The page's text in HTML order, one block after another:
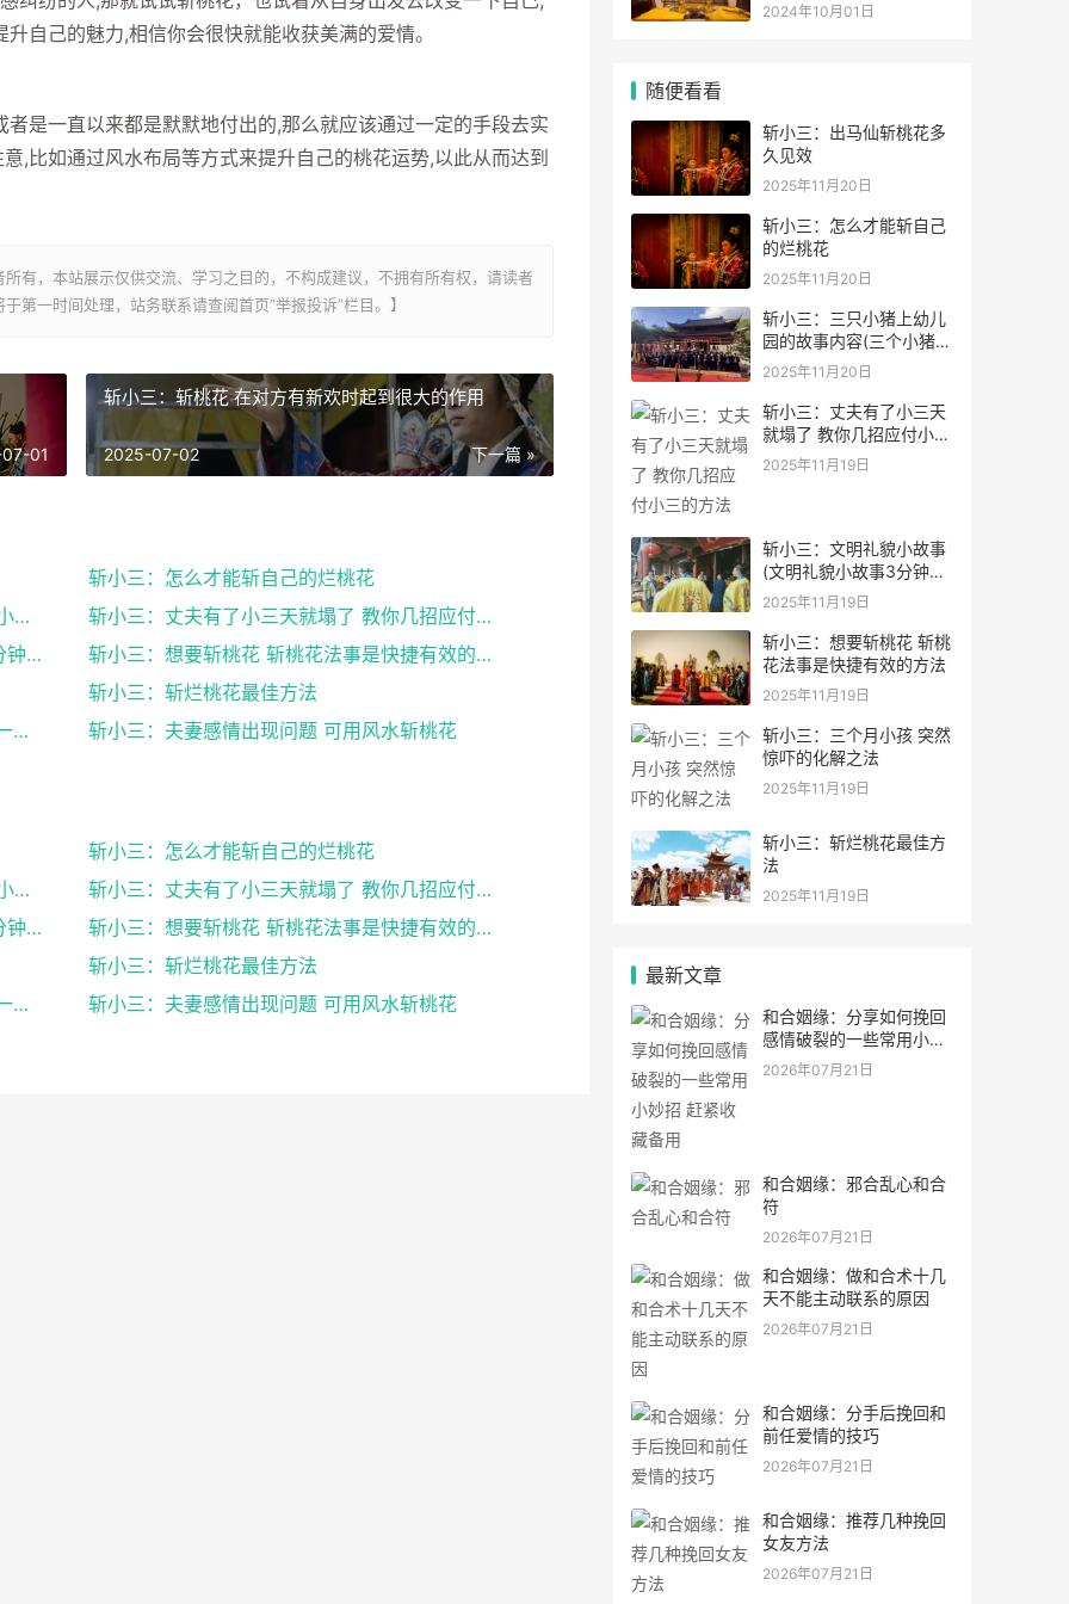
自己的魅力,相信你会很快就能收获美满的爱情。
一直以来都是默默地付出的,那么就应该通过一定的手段去实
,比如通过风水布局等方式来提升自己的桃花运势,以此从而达到
有，本站展示仅供交流、学习之目的，不构成建议，不拥有所有权，请读者
第一时间处理，站务联系请查阅首页“举报投诉”栏目。】
01
斩小三：斩桃花 在对方有新欢时起到很大的作用
下一篇 »
2025-07-02
斩小三：怎么才能斩自己的烂桃花
斩小三：三只小猪上幼儿园的故事内容(三个小猪上幼...
斩小三：丈夫有了小三天就塌了 教你几招应付小三的...
斩小三：文明礼貌小故事(文明礼貌小故事3分钟左右...
斩小三：想要斩桃花 斩桃花法事是快捷有效的方法
斩小三：斩烂桃花最佳方法
斩小三：招烂桃花面相认清楚 不要轻易和这一类人谈...
斩小三：夫妻感情出现问题 可用风水斩桃花
斩小三：怎么才能斩自己的烂桃花
斩小三：三只小猪上幼儿园的故事内容(三个小猪上幼...
斩小三：丈夫有了小三天就塌了 教你几招应付小三的...
斩小三：文明礼貌小故事(文明礼貌小故事3分钟左右...
斩小三：想要斩桃花 斩桃花法事是快捷有效的方法
斩小三：斩烂桃花最佳方法
斩小三：招烂桃花面相认清楚 不要轻易和这一类人谈...
斩小三：夫妻感情出现问题 可用风水斩桃花
2024年10月01日
随便看看
斩小三：出马仙斩桃花多
久见效
2025年11月20日
斩小三：怎么才能斩自己
的烂桃花
2025年11月20日
斩小三：三只小猪上幼儿
园的故事内容(三个小猪上
幼儿园
2025年11月20日
斩小三：丈夫有了小三天
就塌了 教你几招应付小三
的方法
2025年11月19日
斩小三：文明礼貌小故事
(文明礼貌小故事3分钟左
右三年级
2025年11月19日
斩小三：想要斩桃花 斩桃
花法事是快捷有效的方法
2025年11月19日
斩小三：三个月小孩 突然
惊吓的化解之法
2025年11月19日
斩小三：斩烂桃花最佳方
法
2025年11月19日
最新文章
和合姻缘：分享如何挽回
感情破裂的一些常用小妙
招 赶紧收藏备用
2026年07月21日
和合姻缘：邪合乱心和合
符
2026年07月21日
和合姻缘：做和合术十几
天不能主动联系的原因
2026年07月21日
和合姻缘：分手后挽回和
前任爱情的技巧
2026年07月21日
和合姻缘：推荐几种挽回
女友方法
2026年07月21日